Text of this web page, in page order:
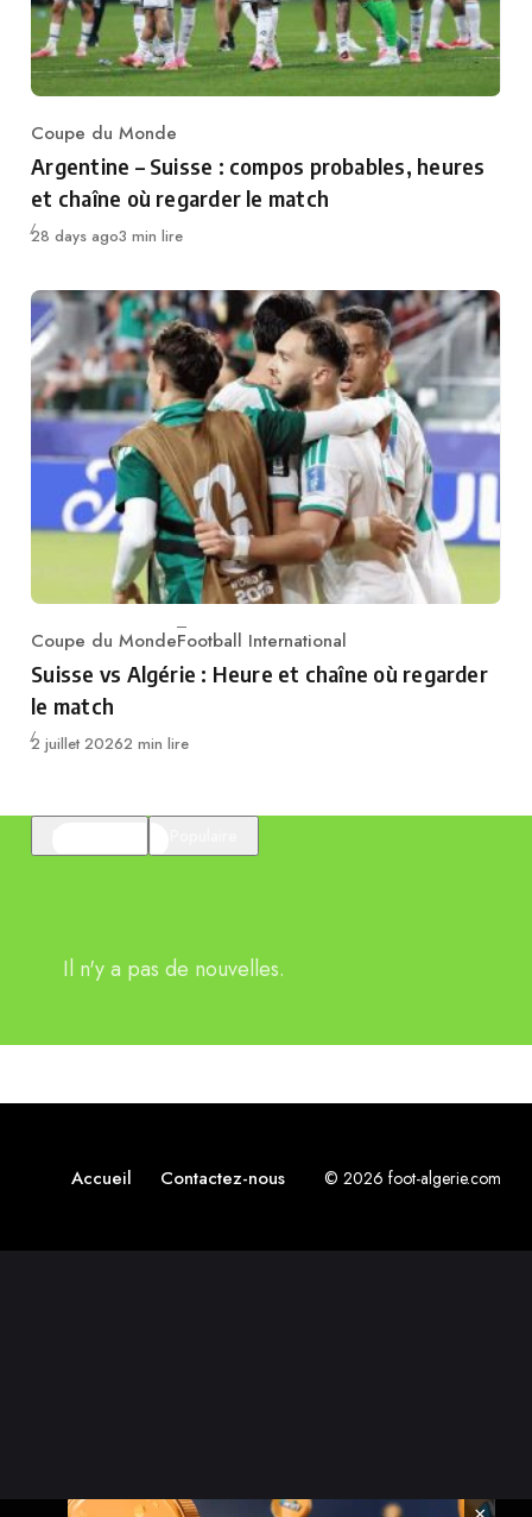
Category
Coupe du Monde
Argentine – Suisse : compos probables, heures
et chaîne où regarder le match
Publié
28 days ago3 min lire
Category
Coupe du MondeFootball International
Suisse vs Algérie : Heure et chaîne où regarder
le match
Publié
2 juillet 20262 min lire
Il n'y a pas de nouvelles.
Accueil Contactez-nous © 2026 foot-algerie.com